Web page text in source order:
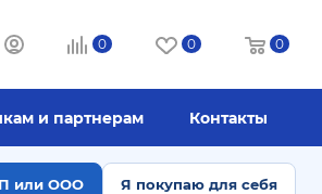
0 0 0
и партнерам Контакты
или ООО Я покупаю для себя